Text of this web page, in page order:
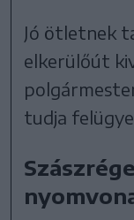
Jó ötletnek
elkerülőút
tudja